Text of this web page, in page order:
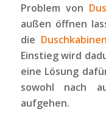
Problem von
außen öffnen
die
Einstieg wird
eine Lösung
sowohl nach
aufgehen.